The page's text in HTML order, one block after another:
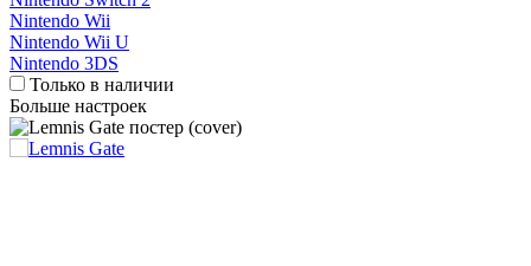
Nintendo Wii
Nintendo Wii U
Nintendo 3DS
Только в наличии
Больше настроек